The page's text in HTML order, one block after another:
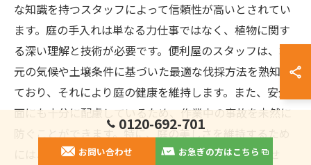
な知識を持つスタッフによって信頼性が高いとされてい
ます。庭の手入れは単なる力仕事ではなく、植物に関す
る深い理解と技術が必要です。便利屋のスタッフは、地
元の気候や土壌条件に基づいた最適な伐採方法を熟知し
ており、それにより庭の健康を維持します。また、安全
面にも十分に配慮しているため、作業中の事故を未然に
防ぐことができます。特に、庭の美しさを維持するため
には、枝木の成長を見越した適切な剪定が欠かせませ
0120-692-701
お問い合わせ お急ぎの方はこちら